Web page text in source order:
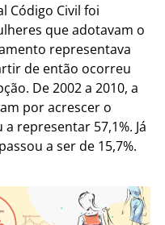
Código Civil foi
que adotavam o
representava
de então ocorreu
De 2002 a 2010, a
por acrescer o
representar 57,1%. Já
a ser de 15,7%.